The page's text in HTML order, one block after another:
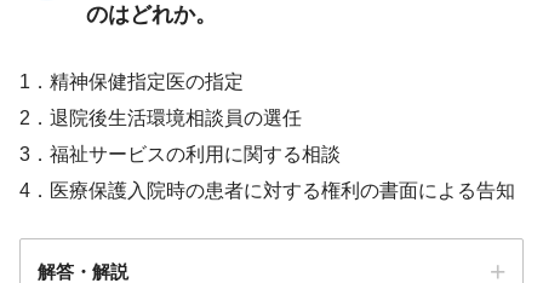
のはどれか。
1．精神保健指定医の指定
2．退院後生活環境相談員の選任
3．福祉サービスの利用に関する相談
4．医療保護入院時の患者に対する権利の書面による告知
解答・解説